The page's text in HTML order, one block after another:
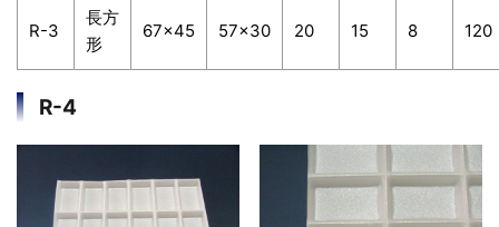
R-3
長方
形
67×45 57×30 20 15 8 120
R-4